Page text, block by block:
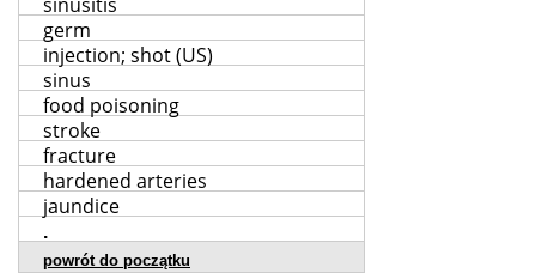
germ
injection; shot (US)
sinus
food poisoning
stroke
fracture
hardened arteries
jaundice
.
powrót do początku